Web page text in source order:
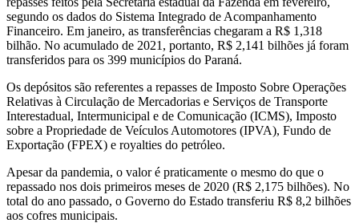
segundo os dados do Sistema Integrado de Acompanhamento
Financeiro. Em janeiro, as transferências chegaram a R$ 1,318
bilhão. No acumulado de 2021, portanto, R$ 2,141 bilhões já foram
transferidos para os 399 municípios do Paraná.
Os depósitos são referentes a repasses de Imposto Sobre Operações
Relativas à Circulação de Mercadorias e Serviços de Transporte
Interestadual, Intermunicipal e de Comunicação (ICMS), Imposto
sobre a Propriedade de Veículos Automotores (IPVA), Fundo de
Exportação (FPEX) e royalties do petróleo.
Apesar da pandemia, o valor é praticamente o mesmo do que o
repassado nos dois primeiros meses de 2020 (R$ 2,175 bilhões). No
total do ano passado, o Governo do Estado transferiu R$ 8,2 bilhões
aos cofres municipais.